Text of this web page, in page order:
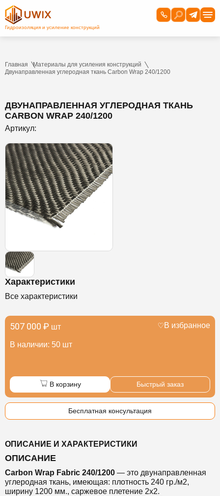
Главная
Материалы для усиления конструкций
Двунаправленная углеродная ткань Carbon Wrap 240/1200
ДВУНАПРАВЛЕННАЯ УГЛЕРОДНАЯ ТКАНЬ
CARBON WRAP 240/1200
Артикул:
Характеристики
Все характеристики
507 000 ₽ шт
В наличии: 50 шт
В избранное
В корзину Быстрый заказ
Бесплатная консультация
ОПИСАНИЕ И ХАРАКТЕРИСТИКИ
ОПИСАНИЕ
Carbon Wrap Fabric 240/1200 — это двунаправленная
углеродная ткань, имеющая: плотность 240 гр./м2,
ширину 1200 мм., саржевое плетение 2х2.